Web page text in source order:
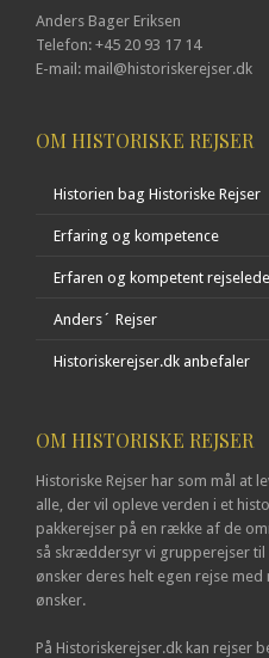
Anders Bager Eriksen
Telefon: +45 20 93 17 14
E-mail: mail@historiskerejser.dk
OM HISTORISKE REJSER
Historien bag Historiske Rejser
Erfaring og kompetence
Erfaren og kompetent
Anders´ Rejser
Historiskerejser.dk anbefaler
OM HISTORISKE REJSER
Historiske Rejser har som mål at
alle, der vil opleve verden i et
pakkerejser på en række af de
så skræddersyr vi grupperejser
ønsker deres helt egen rejse
ønsker.
På Historiskerejser.dk kan rejser